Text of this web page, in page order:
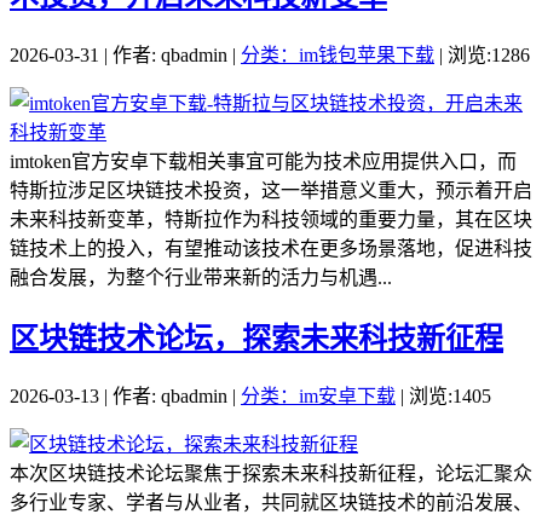
2026-03-31 | 作者: qbadmin | 分类：im钱包苹果下载 | 浏览:1286
imtoken官方安卓下载相关事宜可能为技术应用提供入口，而
特斯拉涉足区块链技术投资，这一举措意义重大，预示着开启
未来科技新变革，特斯拉作为科技领域的重要力量，其在区块
链技术上的投入，有望推动该技术在更多场景落地，促进科技
融合发展，为整个行业带来新的活力与机遇...
区块链技术论坛，探索未来科技新征程
2026-03-13 | 作者: qbadmin | 分类：im安卓下载 | 浏览:1405
本次区块链技术论坛聚焦于探索未来科技新征程，论坛汇聚众
多行业专家、学者与从业者，共同就区块链技术的前沿发展、